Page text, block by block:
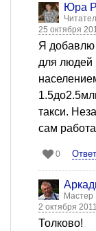
Юра
25 октября
Я добавлю
для людей
такси.
сам
0
Мастер
2 октября
Толково!